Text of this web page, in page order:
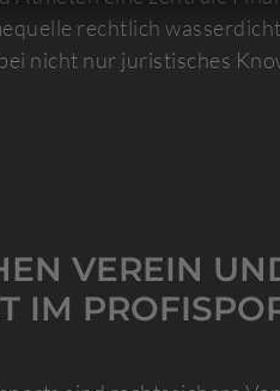
rechtlich
nicht nur juristisches
VEREIN
IM